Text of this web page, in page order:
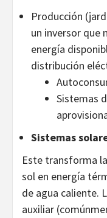
Producción
un inversor que
energía
distribución
Sistemas
Sistemas
Este transforma
sol en energía
de agua caliente.
auxiliar